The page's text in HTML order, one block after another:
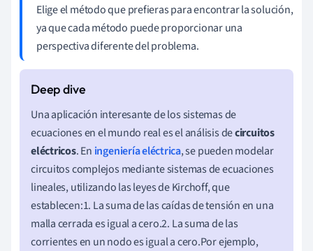
Elige el método que prefieras para encontrar la solución,
ya que cada método puede proporcionar una
perspectiva diferente del problema.
Una aplicación interesante de los sistemas de
ecuaciones en el mundo real es el análisis decircuitos
eléctricos. En ingeniería eléctrica, se pueden modelar
circuitos complejos mediante sistemas de ecuaciones
lineales, utilizando las leyes de Kirchoff, que
establecen:1. La suma de las caídas de tensión en una
malla cerrada es igual a cero.2. La suma de las
corrientes en un nodo es igual a cero.Por ejemplo,